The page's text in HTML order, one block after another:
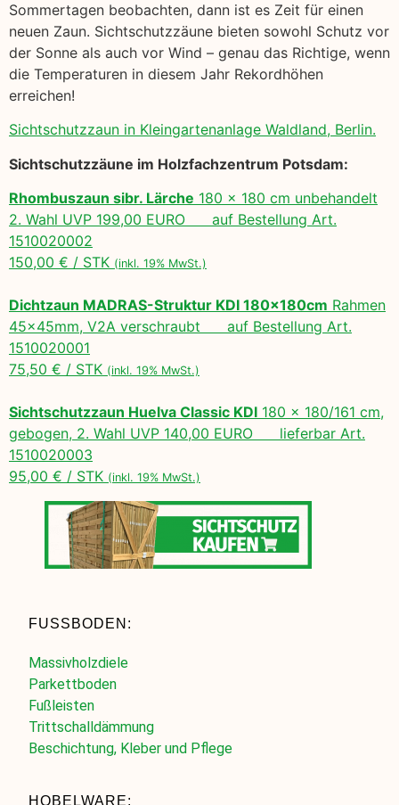
Sommertagen beobachten, dann ist es Zeit für einen
neuen Zaun. Sichtschutzzäune bieten sowohl Schutz vor
der Sonne als auch vor Wind – genau das Richtige, wenn
die Temperaturen in diesem Jahr Rekordhöhen
erreichen!
Sichtschutzzaun in Kleingartenanlage Waldland, Berlin.
Sichtschutzzäune im Holzfachzentrum Potsdam:
Rhombuszaun sibr. Lärche 180 x 180 cm unbehandelt
2. Wahl UVP 199,00 EURO auf Bestellung Art.
1510020002
150,00 € / STK (inkl. 19% MwSt.)
Dichtzaun MADRAS-Struktur KDI 180x180cm Rahmen
45x45mm, V2A verschraubt auf Bestellung Art.
1510020001
75,50 € / STK (inkl. 19% MwSt.)
Sichtschutzzaun Huelva Classic KDI 180 x 180/161 cm,
gebogen, 2. Wahl UVP 140,00 EURO lieferbar Art.
1510020003
95,00 € / STK (inkl. 19% MwSt.)
FUSSBODEN:
Massivholzdiele
Parkettboden
Fußleisten
Trittschalldämmung
Beschichtung, Kleber und Pflege
HOBELWARE: